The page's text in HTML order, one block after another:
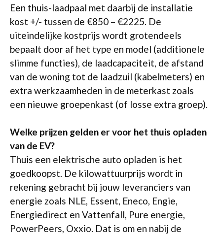
Een thuis-laadpaal met daarbij de installatie
kost +/- tussen de €850 – €2225. De
uiteindelijke kostprijs wordt grotendeels
bepaalt door af het type en model (additionele
slimme functies), de laadcapaciteit, de afstand
van de woning tot de laadzuil (kabelmeters) en
extra werkzaamheden in de meterkast zoals
een nieuwe groepenkast (of losse extra groep).
Welke prijzen gelden er voor het thuis opladen
van de EV?
Thuis een elektrische auto opladen is het
goedkoopst. De kilowattuurprijs wordt in
rekening gebracht bij jouw leveranciers van
energie zoals NLE, Essent, Eneco, Engie,
Energiedirect en Vattenfall, Pure energie,
PowerPeers, Oxxio. Dat is om en nabij de